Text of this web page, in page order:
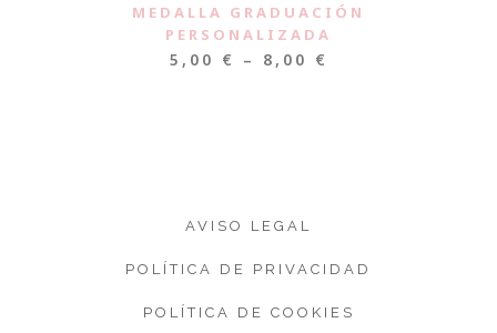
MEDALLA GRADUACIÓN
PERSONALIZADA
5,00 € – 8,00 €
AVISO LEGAL
POLÍTICA DE PRIVACIDAD
POLÍTICA DE COOKIES